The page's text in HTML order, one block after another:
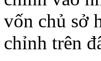
vốn chủ sở
chỉnh trên